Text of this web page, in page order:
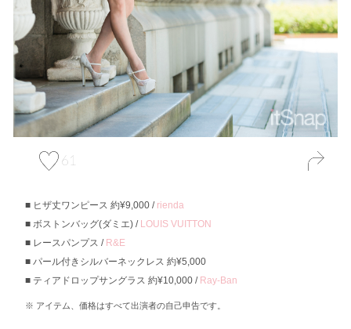
61
ヒザ丈ワンピース 約¥9,000 / rienda
ボストンバッグ(ダミエ) / LOUIS VUITTON
レースパンプス / R&E
パール付きシルバーネックレス 約¥5,000
ティアドロップサングラス 約¥10,000 / Ray-Ban
アイテム、価格はすべて出演者の自己申告です。